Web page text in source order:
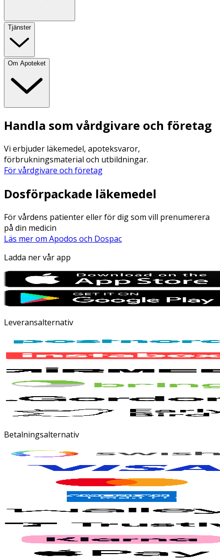
Tjänster
Om Apoteket
Handla som vårdgivare och företag
Vi erbjuder läkemedel, apoteksvaror,
förbrukningsmaterial och utbildningar.
För vårdgivare och företag
Dosförpackade läkemedel
För vårdens patienter eller för dig som vill prenumerera
på din medicin
Läs mer om Apodos och Dospac
Ladda ner vår app
Leveransalternativ
Betalningsalternativ